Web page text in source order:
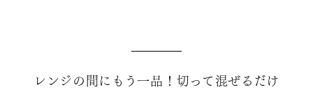
レンジの間にもう一品！切って混ぜるだけ